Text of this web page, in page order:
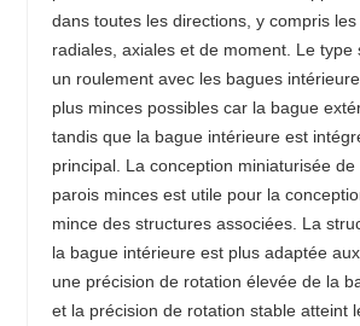
dans toutes les directions, y compris
radiales, axiales et de moment. Le type
un roulement avec les bagues
plus minces possibles car la bague
tandis que la bague intérieure est
principal. La conception miniaturisée de
parois minces est utile pour la
mince des structures associées. La
la bague intérieure est plus adaptée
une précision de rotation élevée de la
et la précision de rotation stable atteint